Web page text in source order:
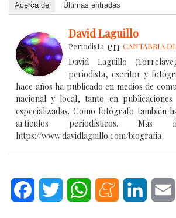
Acerca de Últimas entradas
David Laguillo
Periodista en CANTABRIA
David Laguillo
periodista, escritor y
hace años ha publicado en medios de
nacional y local, tanto en publicaciones
especializadas. Como fotógrafo también
artículos periodísticos. Más
https://www.davidlaguillo.com/biografia
FacebookTwitter WhatsAppMeneame